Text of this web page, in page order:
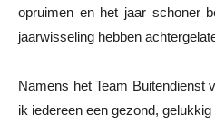
opruimen en het jaar schoner
jaarwisseling hebben
Namens het Team Buitendienst
ik iedereen een gezond,